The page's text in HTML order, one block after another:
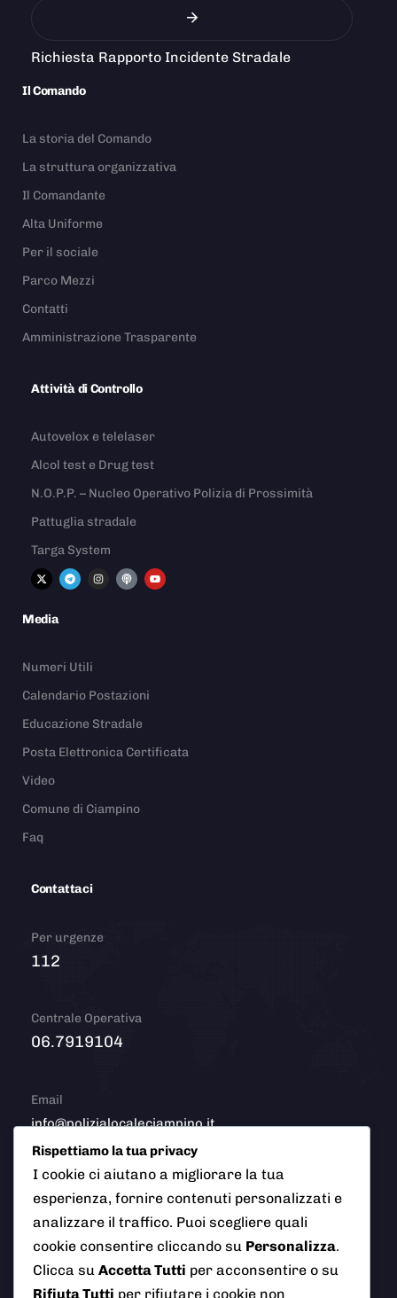
Richiesta Rapporto Incidente Stradale
Il Comando
La storia del Comando
La struttura organizzativa
Il Comandante
Alta Uniforme
Per il sociale
Parco Mezzi
Contatti
Amministrazione Trasparente
Attività di Controllo
Autovelox e telelaser
Alcol test e Drug test
N.O.P.P. – Nucleo Operativo Polizia di Prossimità
Pattuglia stradale
Targa System
Media
Numeri Utili
Calendario Postazioni
Educazione Stradale
Posta Elettronica Certificata
Video
Comune di Ciampino
Faq
Contattaci
Per urgenze
112
Centrale Operativa
06.7919104
Email
info@polizialocaleciampino.it
© 2026 Polizia Locale del Comune di Ciampino (Roma). Tutti
i diritti riservati
Rispettiamo la tua privacy
I cookie ci aiutano a migliorare la tua
esperienza, fornire contenuti personalizzati e
analizzare il traffico. Puoi scegliere quali
cookie consentire cliccando su Personalizza.
Clicca su Accetta Tutti per acconsentire o su
Rifiuta Tutti per rifiutare i cookie non